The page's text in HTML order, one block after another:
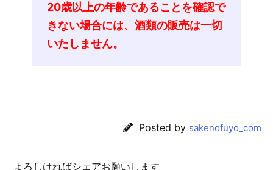
20歳以上の年齢であることを確認で
きない場合には、酒類の販売は一切
いたしません。
Posted by sakenofuyo_com
よろしければシェアお願いします